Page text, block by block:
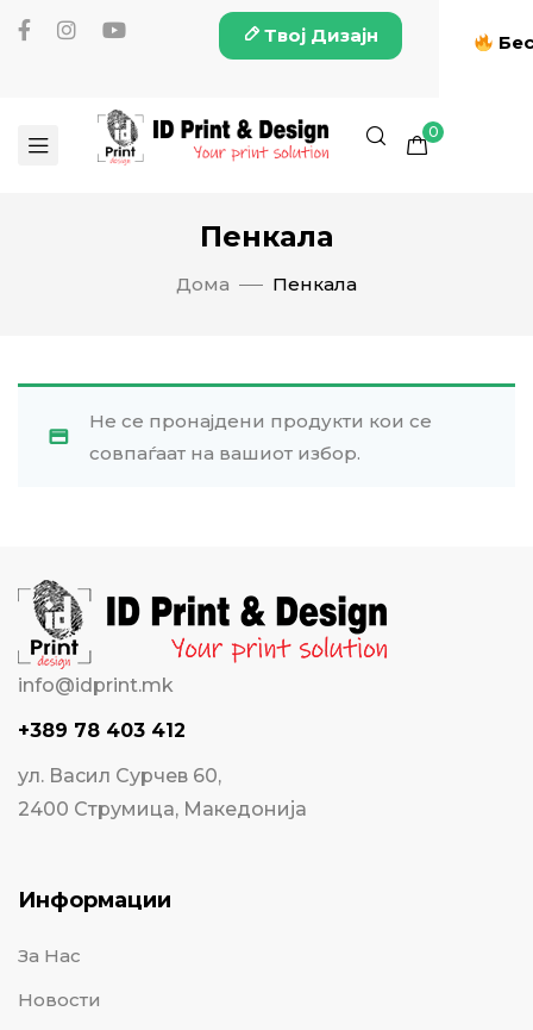
Твој Дизајн
0
Пенкала
Дома Пенкала
Не се пронајдени продукти кои се
совпаѓаат на вашиот избор.
info@idprint.mk
+389 78 403 412
ул. Васил Сурчев 60,
2400 Струмица, Македонија
Информации
За Нас
Новости